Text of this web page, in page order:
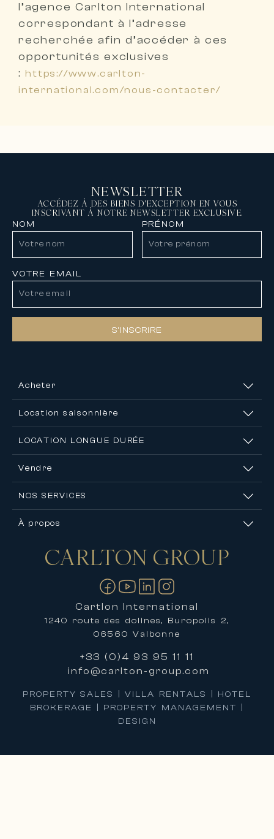
l’agence Carlton International
correspondant à l’adresse
recherchée afin d’accéder à ces
opportunités exclusives
: https://www.carlton-
international.com/nous-contacter/
NEWSLETTER
ACCÉDEZ À DES BIENS D'EXCEPTION EN VOUS
INSCRIVANT À NOTRE NEWSLETTER EXCLUSIVE.
NOM PRÉNOM
VOTRE EMAIL
S’INSCRIRE
Acheter
Location saisonnière
LOCATION LONGUE DURÉE
Vendre
NOS SERVICES
À propos
Nous contacter
CARLTON GROUP
Cartlon International
1240 route des dolines, Buropolis 2,
06560 Valbonne
+33 (0)4 93 95 11 11
info@carlton-group.com
PROPERTY SALES | VILLA RENTALS | HOTEL
BROKERAGE | PROPERTY MANAGEMENT |
DESIGN